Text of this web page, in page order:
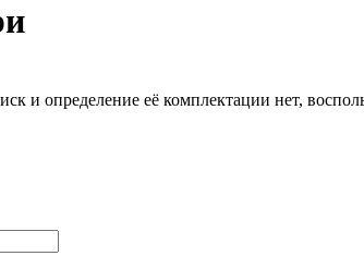
и определение её комплектации нет,